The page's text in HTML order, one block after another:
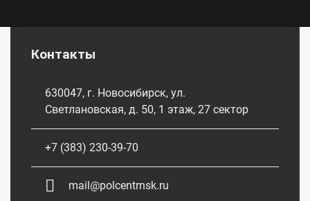
Контакты
630047, г. Новосибирск, ул.
Светлановская, д. 50, 1 этаж, 27 сектор
+7 (383) 230-39-70
mail@polcentrnsk.ru